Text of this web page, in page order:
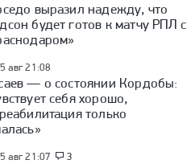
выразил надежду, что
будет готов к матчу РПЛ с
5 авг 21:08
— о состоянии Кордобы:
себя хорошо,
только
5 авг 21:07 3